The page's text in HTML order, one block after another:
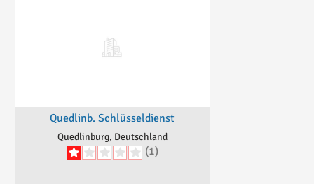
Quedlinb. Schlüsseldienst
Quedlinburg, Deutschland
(1)